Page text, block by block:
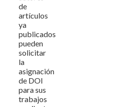
de
artículos
ya
publicados
pueden
solicitar
la
asignación
de DOI
para sus
trabajos